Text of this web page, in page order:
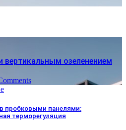
озеленением
пробковыми панелями:
терморегуляция